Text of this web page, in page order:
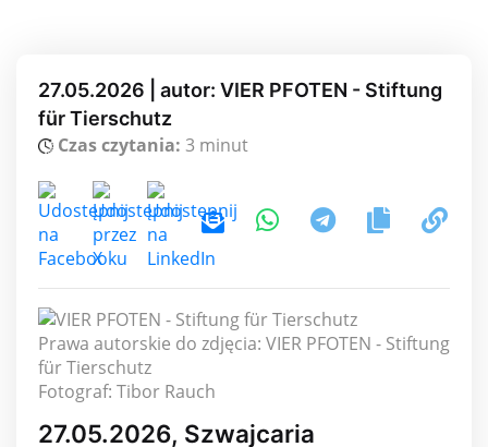
27.05.2026 | autor: VIER PFOTEN - Stiftung
für Tierschutz
Czas czytania: 3 minut
Prawa autorskie do zdjęcia: VIER PFOTEN - Stiftung
für Tierschutz
Fotograf: Tibor Rauch
27.05.2026, Szwajcaria